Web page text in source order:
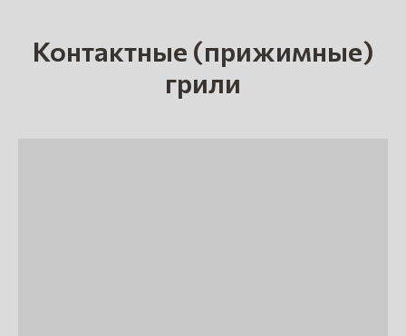
Контактные (прижимные)
грили